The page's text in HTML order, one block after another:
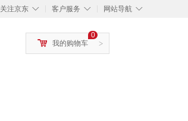
◇
关注京东 ◇
客户服务 ◇
网站导航
>
0
我的购物车